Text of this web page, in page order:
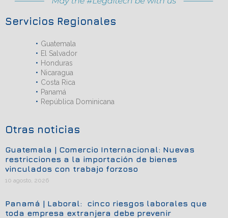
Servicios Regionales
Guatemala
El Salvador
Honduras
Nicaragua
Costa Rica
Panamá
República Dominicana
Otras noticias
Guatemala | Comercio Internacional: Nuevas
restricciones a la importación de bienes
vinculados con trabajo forzoso
10 agosto, 2026
Panamá | Laboral: cinco riesgos laborales que
toda empresa extranjera debe prevenir